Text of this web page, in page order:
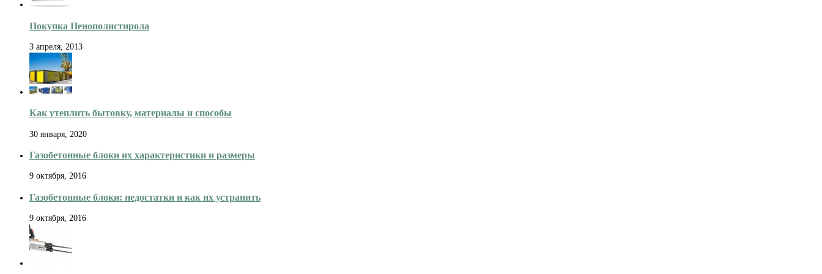
Покупка Пенополистирола
3 апреля, 2013
Как утеплить бытовку, материалы и способы
30 января, 2020
Газобетонные блоки их характеристики и размеры
9 октября, 2016
Газобетонные блоки: недостатки и как их устранить
9 октября, 2016